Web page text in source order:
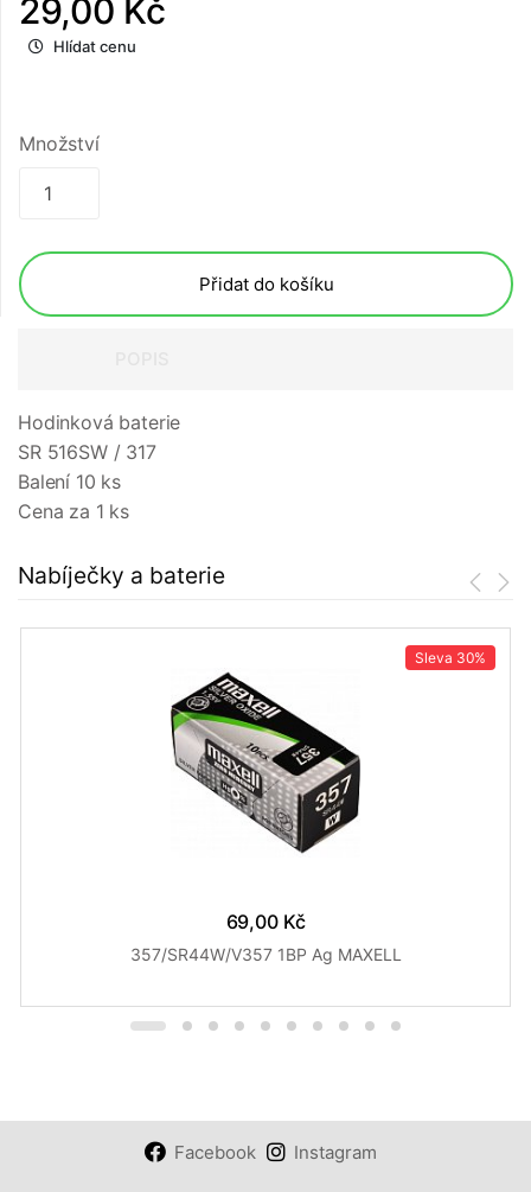
29,00 Kč
Hlídat cenu
Množství
Přidat do košíku
Hodinková baterie
SR 516SW / 317
Balení 10 ks
Cena za 1 ks
Nabíječky a baterie
Sleva 30%
69,00 Kč
357/SR44W/V357 1BP Ag MAXELL
Facebook Instagram